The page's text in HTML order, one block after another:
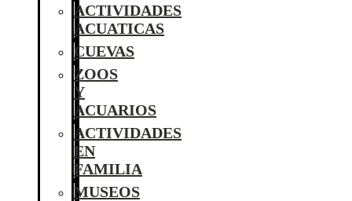
ACTIVIDADES
ACUATICAS
CUEVAS
ZOOS
Y
ACUARIOS
ACTIVIDADES
EN
FAMILIA
MUSEOS